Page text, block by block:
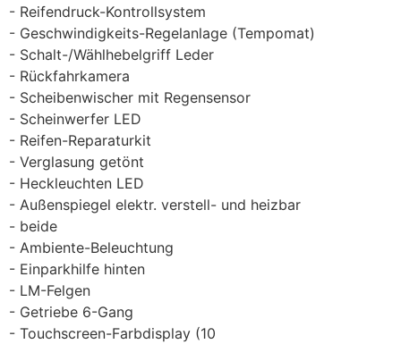
Reifendruck-Kontrollsystem
Geschwindigkeits-Regelanlage (Tempomat)
Schalt-/Wählhebelgriff Leder
Rückfahrkamera
Scheibenwischer mit Regensensor
Scheinwerfer LED
Reifen-Reparaturkit
Verglasung getönt
Heckleuchten LED
Außenspiegel elektr. verstell- und heizbar
beide
Ambiente-Beleuchtung
Einparkhilfe hinten
LM-Felgen
Getriebe 6-Gang
Touchscreen-Farbdisplay (10